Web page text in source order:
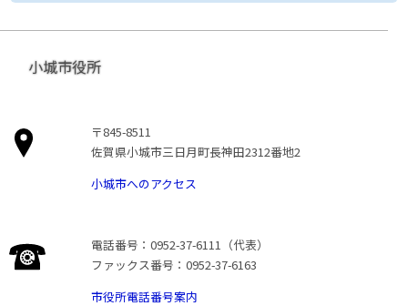
小城市役所
〒845-8511
佐賀県小城市三日月町長神田2312番地2
小城市へのアクセス
電話番号：0952-37-6111（代表）
ファックス番号：0952-37-6163
市役所電話番号案内